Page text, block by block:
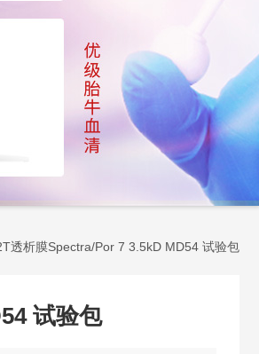
透析膜Spectra/Por 7 3.5kD MD54 试验包
试验包